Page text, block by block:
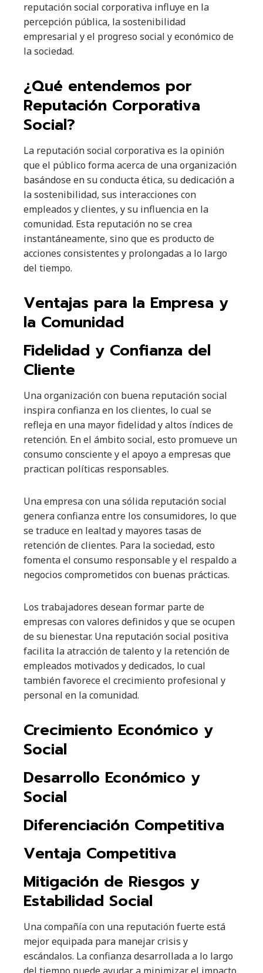
reputación social corporativa influye en la
percepción pública, la sostenibilidad
empresarial y el progreso social y económico de
la sociedad.
¿Qué entendemos por
Reputación Corporativa
Social?
La reputación social corporativa es la opinión
que el público forma acerca de una organización
basándose en su conducta ética, su dedicación a
la sostenibilidad, sus interacciones con
empleados y clientes, y su influencia en la
comunidad. Esta reputación no se crea
instantáneamente, sino que es producto de
acciones consistentes y prolongadas a lo largo
del tiempo.
Ventajas para la Empresa y
la Comunidad
Fidelidad y Confianza del
Cliente
Una organización con buena reputación social
inspira confianza en los clientes, lo cual se
refleja en una mayor fidelidad y altos índices de
retención. En el ámbito social, esto promueve un
consumo consciente y el apoyo a empresas que
practican políticas responsables.
Una empresa con una sólida reputación social
genera confianza entre los consumidores, lo que
se traduce en lealtad y mayores tasas de
retención de clientes. Para la sociedad, esto
fomenta el consumo responsable y el respaldo a
negocios comprometidos con buenas prácticas.
Los trabajadores desean formar parte de
empresas con valores definidos y que se ocupen
de su bienestar. Una reputación social positiva
facilita la atracción de talento y la retención de
empleados motivados y dedicados, lo cual
también favorece el crecimiento profesional y
personal en la comunidad.
Crecimiento Económico y
Social
Desarrollo Económico y
Social
Diferenciación Competitiva
Ventaja Competitiva
Mitigación de Riesgos y
Estabilidad Social
Una compañía con una reputación fuerte está
mejor equipada para manejar crisis y
escándalos. La confianza desarrollada a lo largo